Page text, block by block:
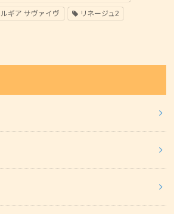
ルギア サヴァイヴ リネージュ2